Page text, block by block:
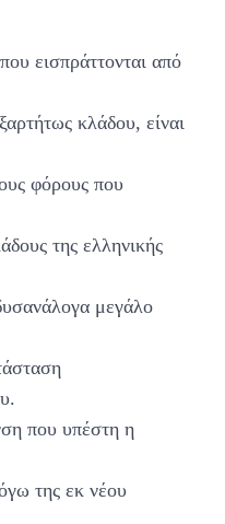
εισπράττονται από
κλάδου, είναι
φόρους που
της ελληνικής
μεγάλο
που υπέστη η
της εκ νέου